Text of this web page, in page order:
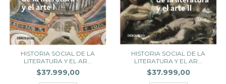
HISTORIA SOCIAL DE LA
LITERATURA Y EL AR...
$37.999,00
HISTORIA SOCIAL DE LA
LITERATURA Y EL AR...
$37.999,00